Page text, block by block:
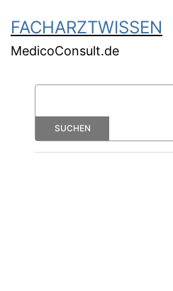
FACHARZTWISSEN
MedicoConsult.de